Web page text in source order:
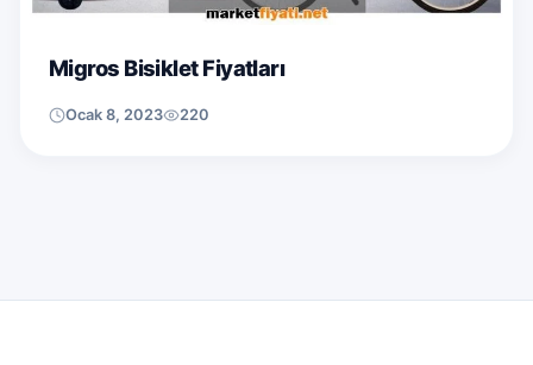
Migros Bisiklet Fiyatları
Ocak 8, 2023 220